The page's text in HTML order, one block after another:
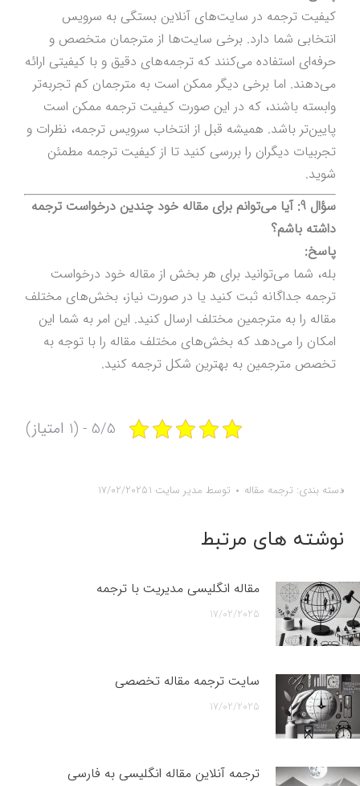
کیفیت ترجمه در سایت‌های آنلاین بستگی به سرویس
انتخابی شما دارد. برخی سایت‌ها از مترجمان متخصص و
حرفه‌ای استفاده می‌کنند که ترجمه‌های دقیق و با کیفیتی ارائه
می‌دهند. اما برخی دیگر ممکن است به مترجمان کم تجربه‌تر
وابسته باشند، که در این صورت کیفیت ترجمه ممکن است
پایین‌تر باشد. همیشه قبل از انتخاب سرویس ترجمه، نظرات و
تجربیات دیگران را بررسی کنید تا از کیفیت ترجمه مطمئن
شوید.
سؤال 9: آیا می‌توانم برای مقاله خود چندین درخواست ترجمه
داشته باشم؟
پاسخ:
بله، شما می‌توانید برای هر بخش از مقاله خود درخواست
ترجمه جداگانه ثبت کنید یا در صورت نیاز، بخش‌های مختلف
مقاله را به مترجمین مختلف ارسال کنید. این امر به شما این
امکان را می‌دهد که بخش‌های مختلف مقاله را با توجه به
تخصص مترجمین به بهترین شکل ترجمه کنید.
5/5 - (1 امتیاز)
دسته بندی: ترجمه مقاله توسط مدیر سایت 1 17/02/2025
نوشته های مرتبط
مقاله انگلیسی مدیریت با ترجمه
17/02/2025
سایت ترجمه مقاله تخصصی
17/02/2025
ترجمه آنلاین مقاله انگلیسی به فارسی